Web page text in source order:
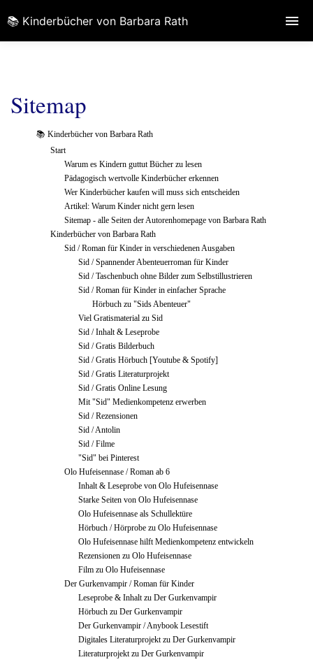
Sitemap
📚 Kinderbücher von Barbara Rath
Start
Warum es Kindern guttut Bücher zu lesen
Pädagogisch wertvolle Kinderbücher erkennen
Wer Kinderbücher kaufen will muss sich entscheiden
Artikel: Warum Kinder nicht gern lesen
Sitemap - alle Seiten der Autorenhomepage von Barbara Rath
Kinderbücher von Barbara Rath
Sid / Roman für Kinder in verschiedenen Ausgaben
Sid / Spannender Abenteuerroman für Kinder
Sid / Taschenbuch ohne Bilder zum Selbstillustrieren
Sid / Roman für Kinder in einfacher Sprache
Hörbuch zu "Sids Abenteuer"
Viel Gratismaterial zu Sid
Sid / Inhalt & Leseprobe
Sid / Gratis Bilderbuch
Sid / Gratis Hörbuch [Youtube & Spotify]
Sid / Gratis Literaturprojekt
Sid / Gratis Online Lesung
Mit "Sid" Medienkompetenz erwerben
Sid / Rezensionen
Sid / Antolin
Sid / Filme
"Sid" bei Pinterest
Olo Hufeisennase / Roman ab 6
Inhalt & Leseprobe von Olo Hufeisennase
Starke Seiten von Olo Hufeisennase
Olo Hufeisennase als Schullektüre
Hörbuch / Hörprobe zu Olo Hufeisennase
Olo Hufeisennase hilft Medienkompetenz entwickeln
Rezensionen zu Olo Hufeisennase
Film zu Olo Hufeisennase
Der Gurkenvampir / Roman für Kinder
Leseprobe & Inhalt zu Der Gurkenvampir
Hörbuch zu Der Gurkenvampir
Der Gurkenvampir / Anybook Lesestift
Digitales Literaturprojekt zu Der Gurkenvampir
Literaturprojekt zu Der Gurkenvampir
📚 Kinderbücher von Barbara Rath